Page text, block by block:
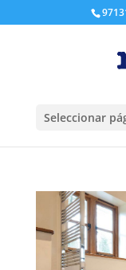
Seleccionar